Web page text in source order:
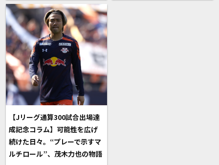
【Jリーグ通算300試合出場達
成記念コラム】可能性を広げ
続けた日々。“プレーで示すマ
ルチロール”、茂木力也の物語